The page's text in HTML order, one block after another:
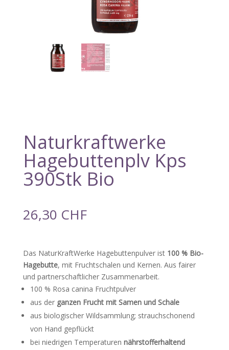
Naturkraftwerke
Hagebuttenplv Kps
390Stk Bio
26,30 CHF
Das NaturKraftWerke Hagebuttenpulver ist 100 % Bio-
Hagebutte, mit Fruchtschalen und Kernen. Aus fairer
und partnerschaftlicher Zusammenarbeit.
100 % Rosa canina Fruchtpulver
aus der ganzen Frucht mit Samen und Schale
aus biologischer Wildsammlung; strauchschonend
von Hand gepflückt
bei niedrigen Temperaturen nährstofferhaltend